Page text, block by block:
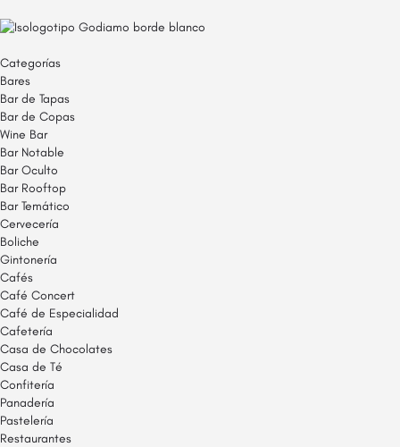
Categorías
Bares
Bar de Tapas
Bar de Copas
Wine Bar
Bar Notable
Bar Oculto
Bar Rooftop
Bar Temático
Cervecería
Boliche
Gintonería
Cafés
Café Concert
Café de Especialidad
Cafetería
Casa de Chocolates
Casa de Té
Confitería
Panadería
Pastelería
Restaurantes